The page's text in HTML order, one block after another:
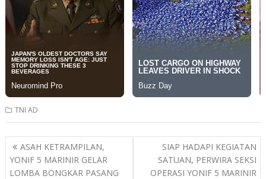
TNI AD
Post
navigation
ASAH KETRAMPILAN,
YONIF 5 MARINIR GELAR
LOMBA BONGKAR PASANG
SIAP HADAPI KEGIATAN
SATUAN, PERWIRA SEKSI
OPERASI YONIF 5 MARINIR